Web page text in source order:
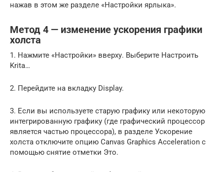
нажав в этом же разделе «Настройки ярлыка».
Метод 4 — изменение ускорения графики
холста
1. Нажмите «Настройки» вверху. Выберите Настроить
Krita…
2. Перейдите на вкладку Display.
3. Если вы используете старую графику или некоторую
интегрированную графику (где графический процессор
является частью процессора), в разделе Ускорение
холста отключите опцию Canvas Graphics Acceleration с
помощью снятие отметки Это.